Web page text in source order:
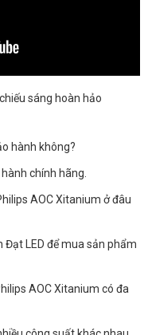
sáng hoàn hảo
hành không?
chính hãng.
AOC Xitanium ở đâu
Đạt LED để mua sản phẩm
AOC Xitanium có đa